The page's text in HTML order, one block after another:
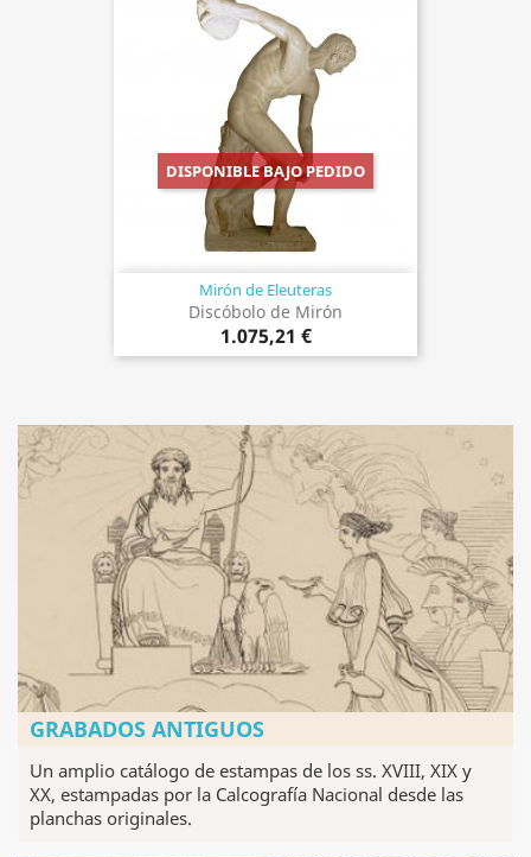
Mirón de Eleuteras
Discóbolo de Mirón
1.075,21 €
DISPONIBLE BAJO PEDIDO
GRABADOS ANTIGUOS
Un amplio catálogo de estampas de los ss. XVIII, XIX y
XX, estampadas por la Calcografía Nacional desde las
planchas originales.